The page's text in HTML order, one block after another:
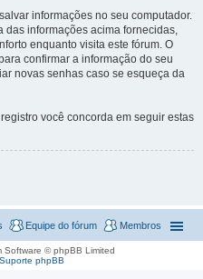
informações no seu computador.
das informações acima fornecidas,
enquanto visita este fórum. O
confirmar a informação do seu
novas senhas caso se esqueça da
você concorda em seguir estas
Membros
Equipe do fórum
Software © phpBB Limited
Suporte phpBB